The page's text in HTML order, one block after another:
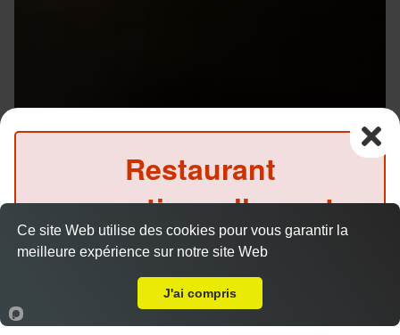
Accueil Panier Compte
Restaurant
exceptionnellement
fermé ce soir
(Précommande possible)
Ce site Web utilise des cookies pour vous garantir la
meilleure expérience sur notre site Web
J'ai compris